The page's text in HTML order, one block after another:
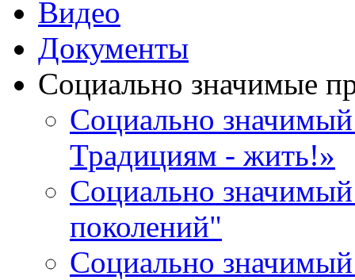
Видео
Документы
Социально значимые
Социально
Традициям - жить!»
Социально значимый
поколений"
Социально